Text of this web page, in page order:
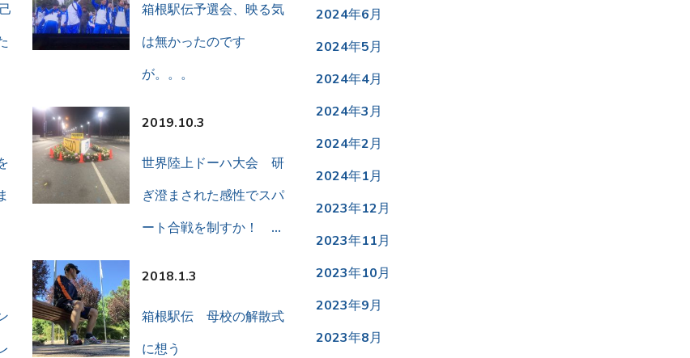
箱根駅伝予選会、映る気
は無かったのです
が。。。
2019.10.3
世界陸上ドーハ大会 研
ぎ澄まされた感性でスパ
ート合戦を制すか！ …
2018.1.3
箱根駅伝 母校の解散式
に想う
2024年6月
2024年5月
2024年4月
2024年3月
2024年2月
2024年1月
2023年12月
2023年11月
2023年10月
2023年9月
2023年8月